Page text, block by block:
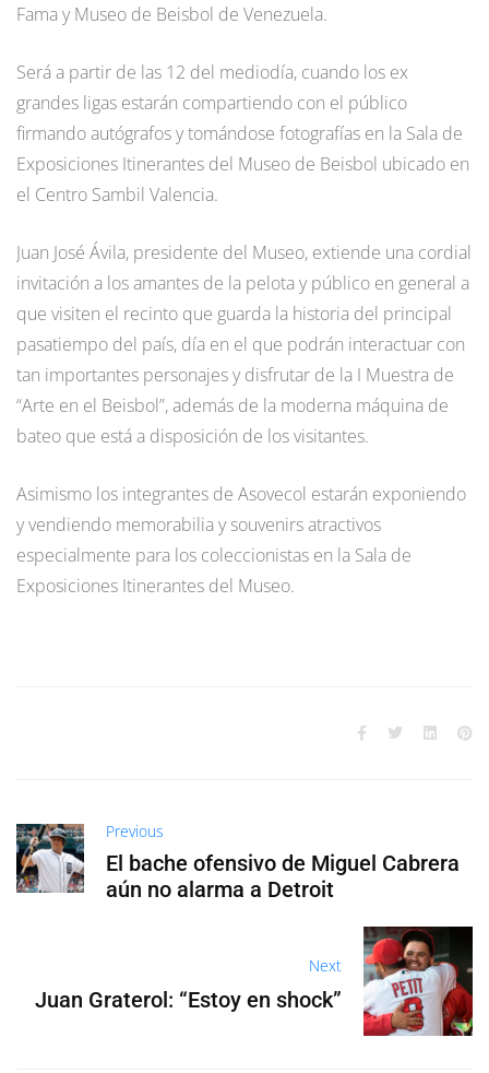
Fama y Museo de Beisbol de Venezuela.
Será a partir de las 12 del mediodía, cuando los ex
grandes ligas estarán compartiendo con el público
firmando autógrafos y tomándose fotografías en la Sala de
Exposiciones Itinerantes del Museo de Beisbol ubicado en
el Centro Sambil Valencia.
Juan José Ávila, presidente del Museo, extiende una cordial
invitación a los amantes de la pelota y público en general a
que visiten el recinto que guarda la historia del principal
pasatiempo del país, día en el que podrán interactuar con
tan importantes personajes y disfrutar de la I Muestra de
“Arte en el Beisbol”, además de la moderna máquina de
bateo que está a disposición de los visitantes.
Asimismo los integrantes de Asovecol estarán exponiendo
y vendiendo memorabilia y souvenirs atractivos
especialmente para los coleccionistas en la Sala de
Exposiciones Itinerantes del Museo.
Previous
El bache ofensivo de Miguel Cabrera
aún no alarma a Detroit
Next
Juan Graterol: “Estoy en shock”